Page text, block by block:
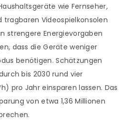
wie Fernseher,
Videospielkonsolen
strengere Energievorgaben
dass die Geräte weniger
benötigen. Schätzungen
bis 2030 rund vier
pro Jahr einsparen lassen. Das
von etwa 1,36 Millionen